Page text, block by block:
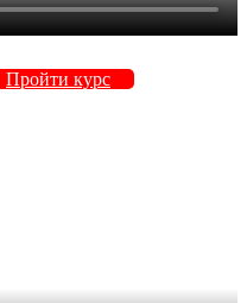
Пройти курс